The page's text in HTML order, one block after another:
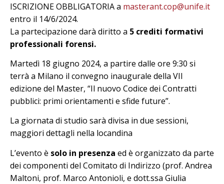
ISCRIZIONE OBBLIGATORIA a masterant.cop@unife.it
entro il 14/6/2024.
La partecipazione darà diritto a 5 crediti formativi
professionali forensi.
Martedì 18 giugno 2024, a partire dalle ore 9:30 si
terrà a Milano il convegno inaugurale della VII
edizione del Master, “Il nuovo Codice dei Contratti
pubblici: primi orientamenti e sfide future”.
La giornata di studio sarà divisa in due sessioni,
maggiori dettagli nella locandina
L’evento è solo in presenza ed è organizzato da parte
dei componenti del Comitato di Indirizzo (prof. Andrea
Maltoni, prof. Marco Antonioli, e dott.ssa Giulia